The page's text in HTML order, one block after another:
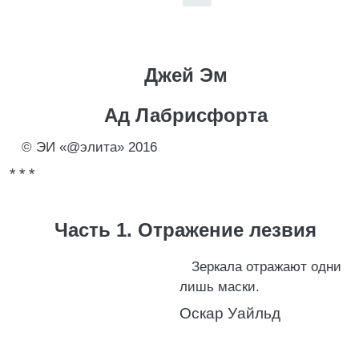
Джей Эм
Ад Лабрисфорта
© ЭИ «@элита» 2016
* * *
Часть 1. Отражение лезвия
Зеркала отражают одни
лишь маски.
Оскар Уайльд